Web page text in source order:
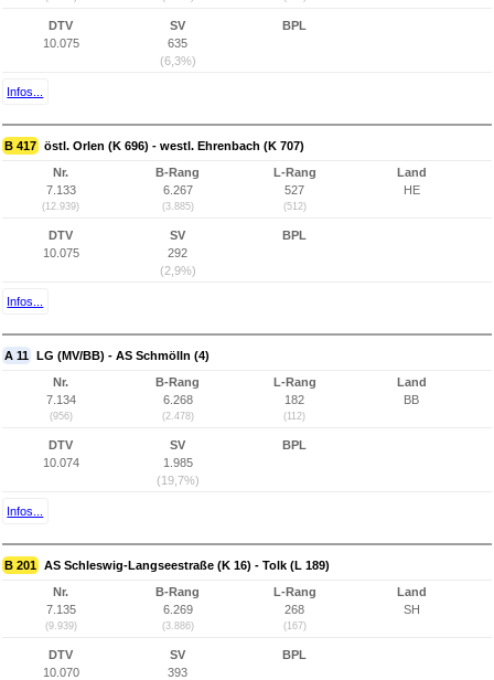
DTV
10.075
SV
635
(6,3%)
BPL
Infos...
B 417 östl. Orlen (K 696) - westl. Ehrenbach (K 707)
Nr.
7.133
(12.939)
B-Rang
6.267
(3.885)
L-Rang
527
(512)
Land
HE
DTV
10.075
SV
292
(2,9%)
BPL
Infos...
A 11 LG (MV/BB) - AS Schmölln (4)
Nr.
7.134
(956)
B-Rang
6.268
(2.478)
L-Rang
182
(112)
Land
BB
DTV
10.074
SV
1.985
(19,7%)
BPL
Infos...
B 201 AS Schleswig-Langseestraße (K 16) - Tolk (L 189)
Nr.
7.135
(9.939)
B-Rang
6.269
(3.886)
L-Rang
268
(167)
Land
SH
DTV
10.070
SV
393
BPL